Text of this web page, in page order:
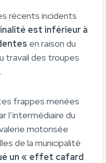
récents incidents
est inférieur à
en raison du
travail des troupes
frappes menées
l’intermédiaire du
motorisée
de la municipalité
un « effet cafard